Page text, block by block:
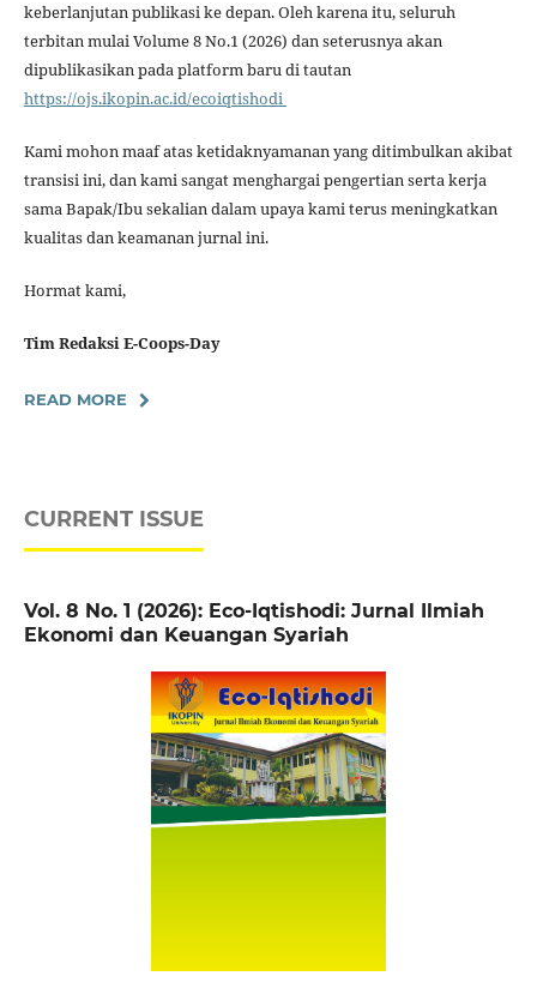
keberlanjutan publikasi ke depan. Oleh karena itu, seluruh
terbitan mulai Volume 8 No.1 (2026) dan seterusnya akan
dipublikasikan pada platform baru di tautan
https://ojs.ikopin.ac.id/ecoiqtishodi
Kami mohon maaf atas ketidaknyamanan yang ditimbulkan akibat
transisi ini, dan kami sangat menghargai pengertian serta kerja
sama Bapak/Ibu sekalian dalam upaya kami terus meningkatkan
kualitas dan keamanan jurnal ini.
Hormat kami,
Tim Redaksi E-Coops-Day
READ MORE
CURRENT ISSUE
Vol. 8 No. 1 (2026): Eco-Iqtishodi: Jurnal Ilmiah
Ekonomi dan Keuangan Syariah